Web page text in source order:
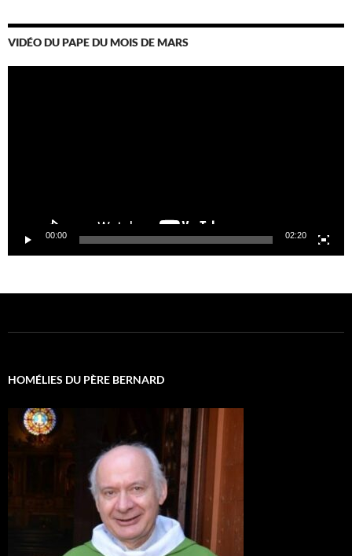
VIDÉO DU PAPE DU MOIS DE MARS
00:00 02:20
HOMÉLIES DU PÈRE BERNARD